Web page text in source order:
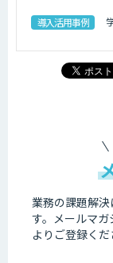
導入活用事例
業務の課題解
す。 メールマ
よりご登録くだ